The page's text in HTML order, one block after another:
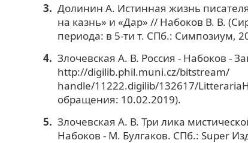
Долинин А. Истинная жизнь
на казнь» и «Дар» // Набоков В. В.
периода: в 5-ти т. СПб.: Симпозиум,
Злочевская А. В. Россия - Набоков -
http://digilib.phil.muni.cz/bitstream/
handle/11222.digilib/132617/
обращения: 10.02.2019).
Злочевская А. В. Три лика
Набоков - М. Булгаков. СПб.: Super